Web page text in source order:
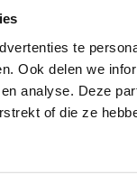
te
Ook delen we
analyse. Deze
of die ze
Inschrijven
OP